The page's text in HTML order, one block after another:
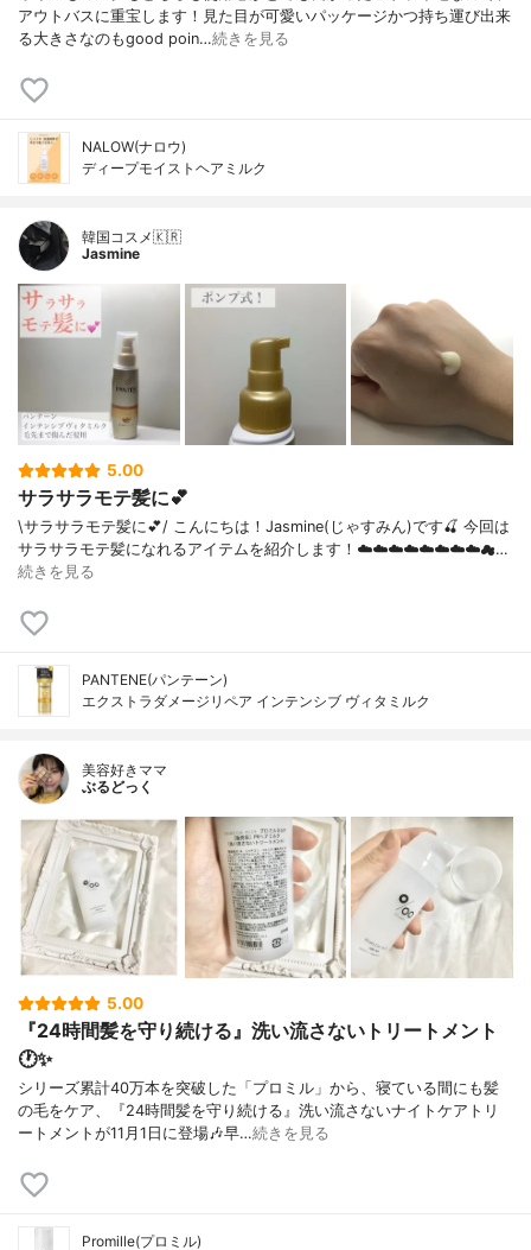
アウトバスに重宝します！見た目が可愛いパッケージかつ持ち運び出来
る大きさなのもgood poin…続きを見る
NALOW(ナロウ)
ディープモイストヘアミルク
韓国コスメ🇰🇷
Jasmine
5.00
サラサラモテ髪に💕
\サラサラモテ髪に💕/ こんにちは！Jasmine(じゃすみん)です🍒 今回は
サラサラモテ髪になれるアイテムを紹介します！☁️☁️☁️☁️☁️☁️☁️☁️☁…
続きを見る
PANTENE(パンテーン)
エクストラダメージリペア インテンシブ ヴィタミルク
美容好きママ
ぶるどっく
5.00
『24時間髪を守り続ける』洗い流さないトリートメント
🕐✨
シリーズ累計40万本を突破した「プロミル」から、寝ている間にも髪
の毛をケア、『24時間髪を守り続ける』洗い流さないナイトケアトリ
ートメントが11月1日に登場🎶早…続きを見る
Promille(プロミル)